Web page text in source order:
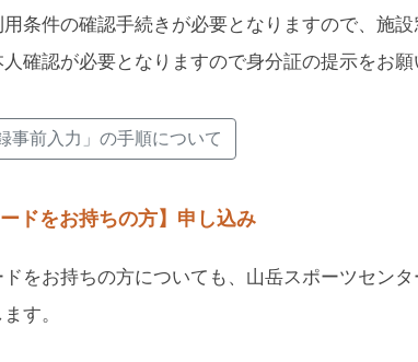
条件の確認手続きが必要となりますので、施
確認が必要となりますので身分証の提示をお願
事前入力」の手順について
ードをお持ちの方】申し込み
をお持ちの方についても、山岳スポーツセン
す。